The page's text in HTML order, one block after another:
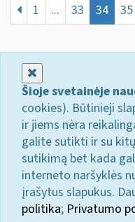
1 ... 33 34 35
Šioje svetainėje
cookies). Būtinieji
ir jiems nėra
galite sutikti ir su
sutikimą bet kada
interneto naršyklės
įrašytus slapukus.
politika; Privatumo